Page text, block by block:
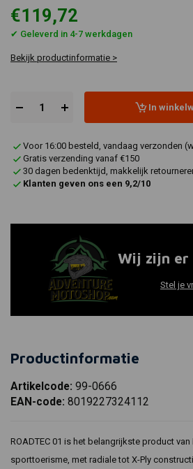
€119,72
✔ Geleverd in 4-7 werkdagen
Bekijk productinformatie >
In
Voor 16:00 besteld, vandaag verzonden
Gratis verzending vanaf €150
30 dagen bedenktijd, makkelijk
Klanten geven ons een 9,2/10
Wij zijn
Stel je
Productinformatie
Artikelcode: 99-0666
EAN-code: 8019227324112
ROADTEC 01 is het belangrijkste product
sporttoerisme, met radiale tot X-Ply